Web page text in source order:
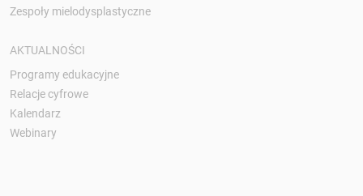
Zespoły mielodysplastyczne
AKTUALNOŚCI
Programy edukacyjne
Relacje cyfrowe
Kalendarz
Webinary